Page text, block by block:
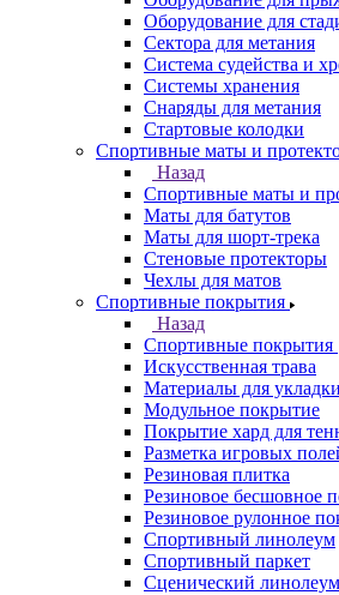
Оборудование для
Сектора для метания
Система судейства и
Системы хранения
Снаряды для метания
Стартовые колодки
Спортивные маты и
Назад
Спортивные маты и
Маты для батутов
Маты для шорт-трека
Стеновые протекторы
Чехлы для матов
Спортивные покрытия
Назад
Спортивные покрытия
Искусственная трава
Материалы для укладки
Модульное покрытие
Покрытие хард для
Разметка игровых
Резиновая плитка
Резиновое бесшовное
Резиновое рулонное
Спортивный линолеум
Спортивный паркет
Сценический линолеум